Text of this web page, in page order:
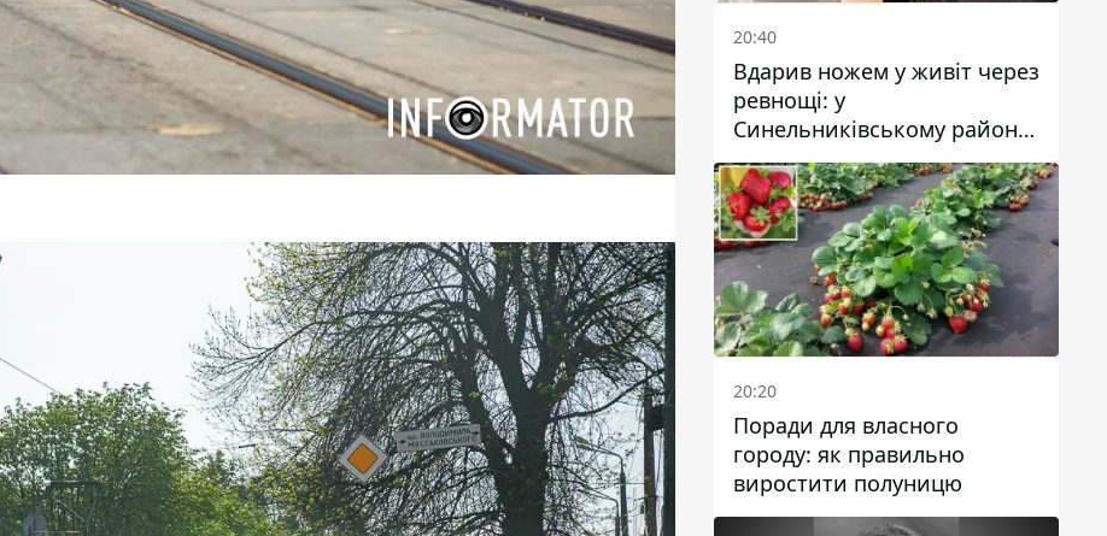
20:40
Вдарив ножем у живіт через
ревнощі: у
Синельниківському районі
затримали 49-річного
чоловіка за вбивство
20:20
Поради для власного
городу: як правильно
виростити полуницю